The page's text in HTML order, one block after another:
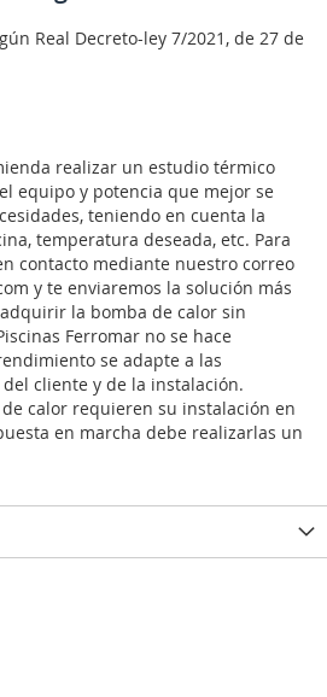
Real Decreto-ley 7/2021, de 27 de
realizar un estudio térmico
equipo y potencia que mejor se
teniendo en cuenta la
temperatura deseada, etc. Para
contacto mediante nuestro correo
y te enviaremos la solución más
la bomba de calor sin
Ferromar no se hace
se adapte a las
cliente y de la instalación.
calor requieren su instalación en
en marcha debe realizarlas un